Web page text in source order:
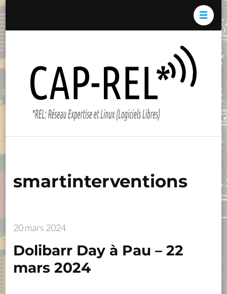
Aller
Entrée)
Cap-
REL*
et
Libres)
smartinterventions
20 mars 2024
Dolibarr Day à Pau – 22
mars 2024